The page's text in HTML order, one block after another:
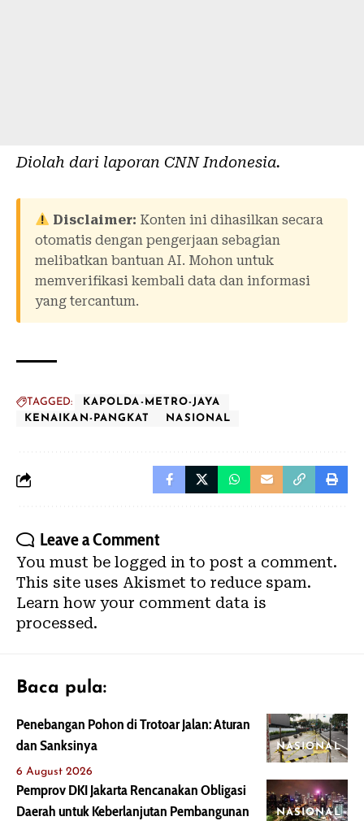
Diolah dari laporan CNN Indonesia.
Disclaimer: Konten ini dihasilkan secara
otomatis dengan pengerjaan sebagian
melibatkan bantuan AI. Mohon untuk
memverifikasi kembali data dan informasi
yang tercantum.
TAGGED:
KAPOLDA-METRO-JAYA
KENAIKAN-PANGKAT
NASIONAL
Leave a Comment
You must be logged in to post a comment.
This site uses Akismet to reduce spam.
Learn how your comment data is
processed.
Baca pula:
NASIONAL
Penebangan Pohon di Trotoar Jalan: Aturan
dan Sanksinya
6 August 2026
NASIONAL
Pemprov DKI Jakarta Rencanakan Obligasi
Daerah untuk Keberlanjutan Pembangunan